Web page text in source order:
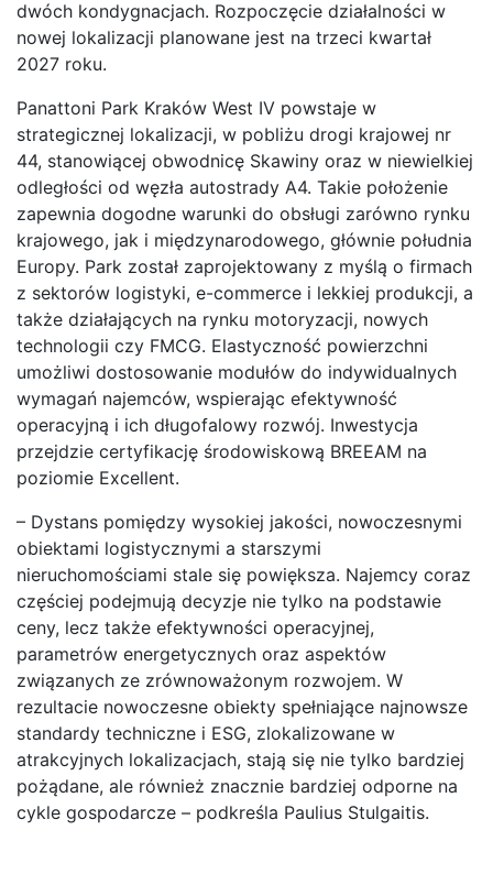
dwóch kondygnacjach. Rozpoczęcie działalności w
nowej lokalizacji planowane jest na trzeci kwartał
2027 roku.
Panattoni Park Kraków West IV powstaje w
strategicznej lokalizacji, w pobliżu drogi krajowej nr
44, stanowiącej obwodnicę Skawiny oraz w niewielkiej
odległości od węzła autostrady A4. Takie położenie
zapewnia dogodne warunki do obsługi zarówno rynku
krajowego, jak i międzynarodowego, głównie południa
Europy. Park został zaprojektowany z myślą o firmach
z sektorów logistyki, e-commerce i lekkiej produkcji, a
także działających na rynku motoryzacji, nowych
technologii czy FMCG. Elastyczność powierzchni
umożliwi dostosowanie modułów do indywidualnych
wymagań najemców, wspierając efektywność
operacyjną i ich długofalowy rozwój. Inwestycja
przejdzie certyfikację środowiskową BREEAM na
poziomie Excellent.
– Dystans pomiędzy wysokiej jakości, nowoczesnymi
obiektami logistycznymi a starszymi
nieruchomościami stale się powiększa. Najemcy coraz
częściej podejmują decyzje nie tylko na podstawie
ceny, lecz także efektywności operacyjnej,
parametrów energetycznych oraz aspektów
związanych ze zrównoważonym rozwojem. W
rezultacie nowoczesne obiekty spełniające najnowsze
standardy techniczne i ESG, zlokalizowane w
atrakcyjnych lokalizacjach, stają się nie tylko bardziej
pożądane, ale również znacznie bardziej odporne na
cykle gospodarcze – podkreśla Paulius Stulgaitis.